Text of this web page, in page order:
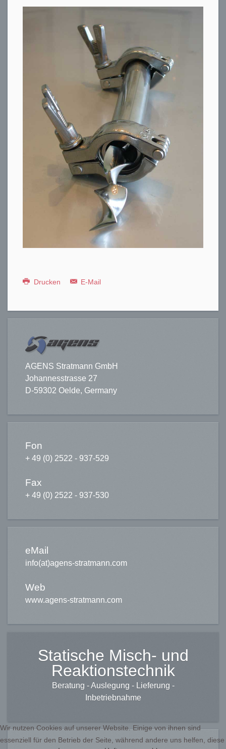
Drucken E-Mail
AGENS Stratmann GmbH
Johannesstrasse 27
D-59302 Oelde, Germany
Fon
+ 49 (0) 2522 - 937-529
Fax
+ 49 (0) 2522 - 937-530
eMail
info(at)agens-stratmann.com
Web
www.agens-stratmann.com
Statische Misch- und
Reaktionstechnik
Beratung - Auslegung - Lieferung -
Inbetriebnahme
Wir nutzen Cookies auf unserer Website. Einige von ihnen sind
essenziell für den Betrieb der Seite, während andere uns helfen, diese